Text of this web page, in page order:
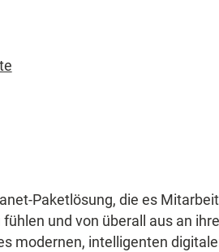
Paketlösung, die es
und von überall aus an
modernen, intelligenten